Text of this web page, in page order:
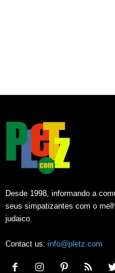
Desde 1998, informando a
seus simpatizantes com o
judaico.
Contact us: info@pletz.com